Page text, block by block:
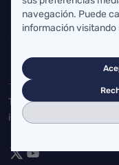
Cardenal Herrera
Toda la actualidad de
¡Síguenos!
navegación. Puede
información visitando